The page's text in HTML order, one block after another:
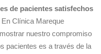
de pacientes satisfechos
En Clínica Mareque
nuestro compromiso
pacientes es a través de la